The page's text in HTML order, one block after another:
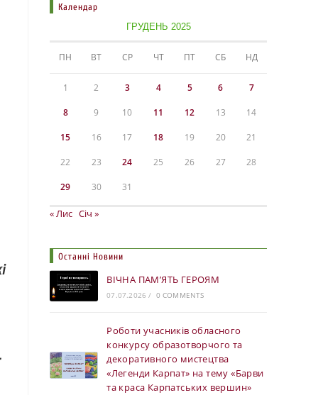
Календар
ГРУДЕНЬ 2025
ПН ВТ СР ЧТ ПТ СБ НД
1 2 3 4 5 6 7
8 9 10 11 12 13 14
15 16 17 18 19 20 21
22 23 24 25 26 27 28
29 30 31
« Лис Січ »
Останні Новини
ВІЧНА ПАМ’ЯТЬ ГЕРОЯМ
07.07.2026 / 0 COMMENTS
Роботи учасників обласного
конкурсу образотворчого та
декоративного мистецтва
«Легенди Карпат» на тему «Барви
та краса Карпатських вершин»